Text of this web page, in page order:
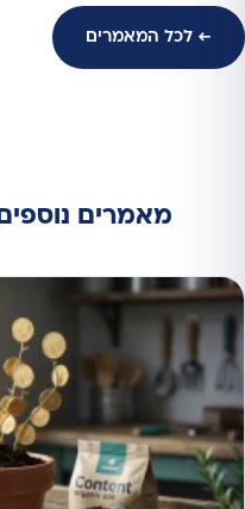
← לכל המאמרים
מאמרים